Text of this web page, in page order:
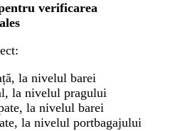
verificarea
la nivelul barei
la nivelul pragului
la nivelul barei
la nivelul portbagajului